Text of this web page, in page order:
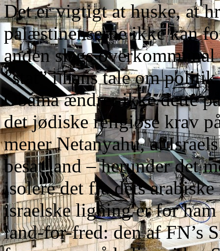
Det er vigtigt at huske, at
palæstinenserne ikke kan
anden slags
”stat” i hans tale om
Obama ændrer ikke dette
det jødiske religiøse krav
mener Netanyahu, at
besat land – herunder det
isolere det fra dets
israelske ligning er for
land-for-fred: den af FN’s